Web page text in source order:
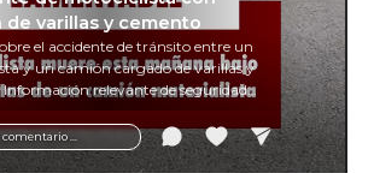
...
de varillas y cemento
el accidente de tránsito entre un
y un camión cargado de varillas y
relevante de seguridad
para motociclistas.